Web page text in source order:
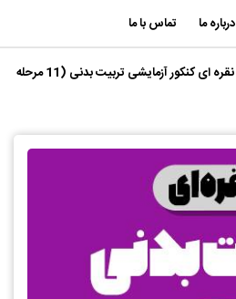
درباره ما تماس با ما
بسته نقره ای کنکور آزمایشی تربیت بدنی (11 مرحله